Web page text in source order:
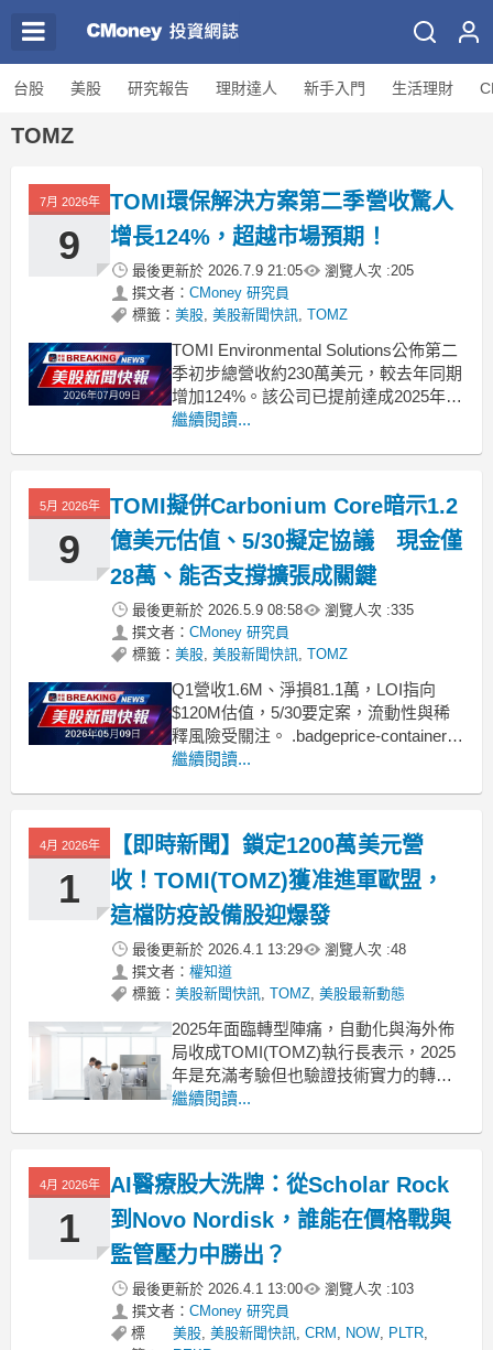
台股 美股 研究報告 理財達人 新手入門 生活理財
TOMZ
7月 2026年
9
TOMI環保解決方案第二季營收驚人
增長124%，超越市場預期！
最後更新於 2026.7.9 21:05 瀏覽人次 :205
撰文者： CMoney 研究員
標籤： 美股, 美股新聞快訊, TOMZ
TOMI Environmental Solutions公佈第二
季初步總營收約230萬美元，較去年同期
增加124%。該公司已提前達成2025年全
年營收目標。 .badgeprice-container {
gap
繼續閱讀...
5月 2026年
9
TOMI擬併Carbonium Core暗示1.2
億美元估值、5/30擬定協議 現金僅
28萬、能否支撐擴張成關鍵
最後更新於 2026.5.9 08:58 瀏覽人次 :335
撰文者： CMoney 研究員
標籤： 美股, 美股新聞快訊, TOMZ
Q1營收1.6M、淨損81.1萬，LOI指向
$120M估值，5/30要定案，流動性與稀
釋風險受關注。 .badgeprice-container {
display: flex !important;
繼續閱讀...
4月 2026年
1
【即時新聞】鎖定1200萬美元營
收！TOMI(TOMZ)獲准進軍歐盟，
這檔防疫設備股迎爆發
最後更新於 2026.4.1 13:29 瀏覽人次 :48
撰文者： 權知道
標籤： 美股新聞快訊, TOMZ, 美股最新動態
2025年面臨轉型陣痛，自動化與海外佈
局收成TOMI(TOMZ)執行長表示，2025
年是充滿考驗但也驗證技術實力的轉型
年。公司在自動化商業進程上取得重大
物製藥巨頭簽署了價值50萬美元的採購
合約。在海外市場擴張方面，公司正式
獲得英國與
繼續閱讀...
4月 2026年
1
AI醫療股大洗牌：從Scholar Rock
到Novo Nordisk，誰能在價格戰與
監管壓力中勝出？
最後更新於 2026.4.1 13:00 瀏覽人次 :103
撰文者： CMoney 研究員
標
美股,美股新聞快訊,CRM , NOW, PLTR,